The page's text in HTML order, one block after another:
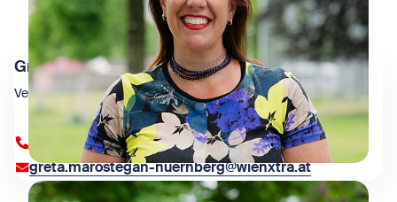
Greta Marostegan-Nuernberg
Veranstaltungsorganisation
+43 1 909 4000 83005
greta.marostegan-nuernberg@wienxtra.at